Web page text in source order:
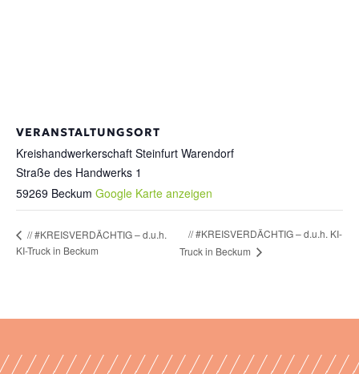
VERANSTALTUNGSORT
Kreishandwerkerschaft Steinfurt Warendorf
Straße des Handwerks 1
59269 Beckum Google Karte anzeigen
// #KREISVERDÄCHTIG – d.u.h.
KI-Truck in Beckum
// #KREISVERDÄCHTIG – d.u.h. KI-
Truck in Beckum